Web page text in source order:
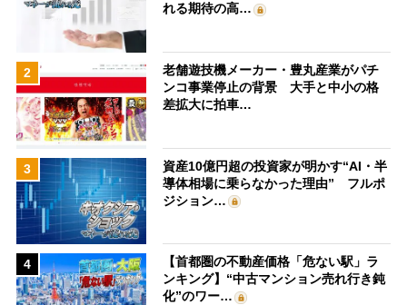
れる期待の高…
2
老舗遊技機メーカー・豊丸産業がパチ
ンコ事業停止の背景 大手と中小の格
差拡大に拍車…
3
資産10億円超の投資家が明かす“AI・半
導体相場に乗らなかった理由” フルポ
ジション…
4
【首都圏の不動産価格「危ない駅」ラ
ンキング】“中古マンション売れ行き鈍
化”のワー…